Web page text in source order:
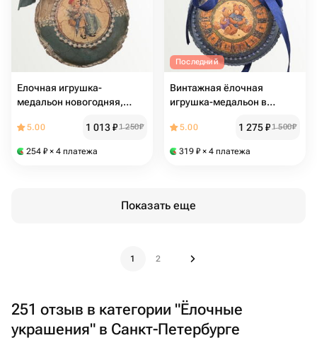
Елочная игрушка-
медальон новогодняя,
ручная работа
5.00 1 013₽1 250₽
254 ₽ × 4 платежа
Последний
Винтажная ёлочная
игрушка-медальон в
5.00 1 275₽1 500₽
319 ₽ × 4 платежа
Показать еще
1 2
251 отзыв в категории "Ёлочные
украшения" в Санкт-Петербурге